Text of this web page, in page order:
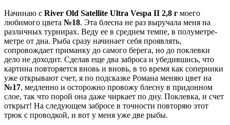
Начинаю с River Old Satellite Ultra Vespa II 2,8 г моего
любимого цвета №18. Эта блесна не раз выручала меня на
различных турнирах. Веду ее в среднем темпе, в полуметре-
метре от дна. Рыба сразу начинает себя проявлять,
сопровождает приманку до самого берега, но до поклевки
дело не доходит. Сделав еще два заброса и убедившись, что
картина повторяется вновь и вновь, в то время как соперники
уже открывают счет, я по подсказке Романа меняю цвет на
№17, медленно и осторожно провожу блесну в придонном
слое, так что порой она даже чиркает по дну. Поклевка, и счет
открыт! На следующем забросе в точности повторяю этот
трюк с проводкой, и вот у меня уже две рыбы.